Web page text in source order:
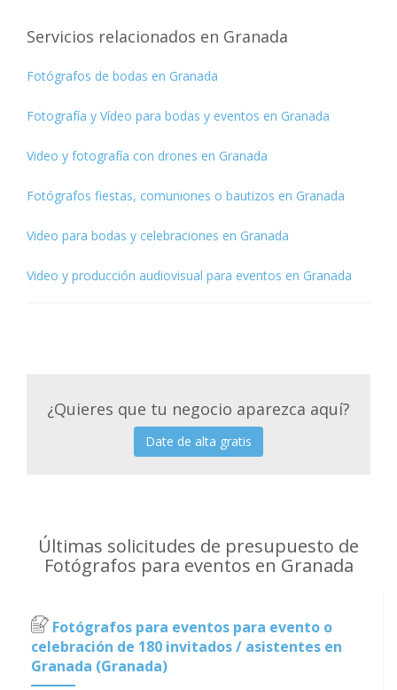
Servicios relacionados en Granada
Fotógrafos de bodas en Granada
Fotografía y Vídeo para bodas y eventos en Granada
Video y fotografía con drones en Granada
Fotógrafos fiestas, comuniones o bautizos en Granada
Video para bodas y celebraciones en Granada
Video y producción audiovisual para eventos en Granada
¿Quieres que tu negocio aparezca aquí?
Date de alta gratis
Últimas solicitudes de presupuesto de
Fotógrafos para eventos en Granada
Fotógrafos para eventos para evento o
celebración de 180 invitados / asistentes en
Granada (Granada)